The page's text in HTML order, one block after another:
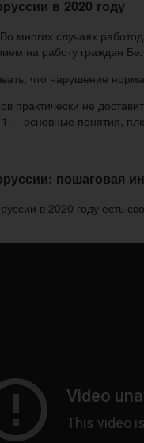
в 2020 году
случаях
на работу граждан
что нарушение
практически не
– основные понятия,
пошаговая
в 2020 году есть